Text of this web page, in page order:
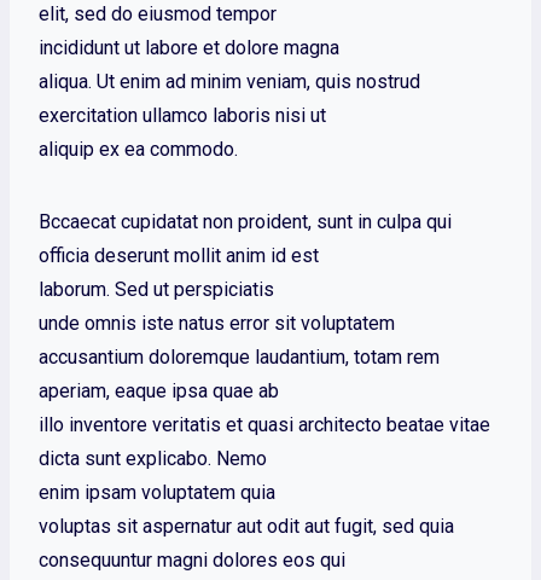
elit, sed do eiusmod tempor
incididunt ut labore et dolore magna
aliqua. Ut enim ad minim veniam, quis nostrud
exercitation ullamco laboris nisi ut
aliquip ex ea commodo.
Bccaecat cupidatat non proident, sunt in culpa qui
officia deserunt mollit anim id est
laborum. Sed ut perspiciatis
unde omnis iste natus error sit voluptatem
accusantium doloremque laudantium, totam rem
aperiam, eaque ipsa quae ab
illo inventore veritatis et quasi architecto beatae vitae
dicta sunt explicabo. Nemo
enim ipsam voluptatem quia
voluptas sit aspernatur aut odit aut fugit, sed quia
consequuntur magni dolores eos qui